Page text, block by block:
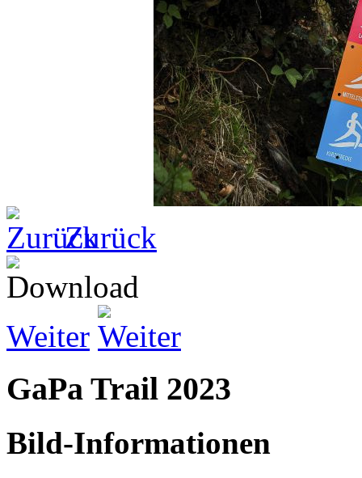
Zurück
Weiter
GaPa Trail 2023
Bild-Informationen